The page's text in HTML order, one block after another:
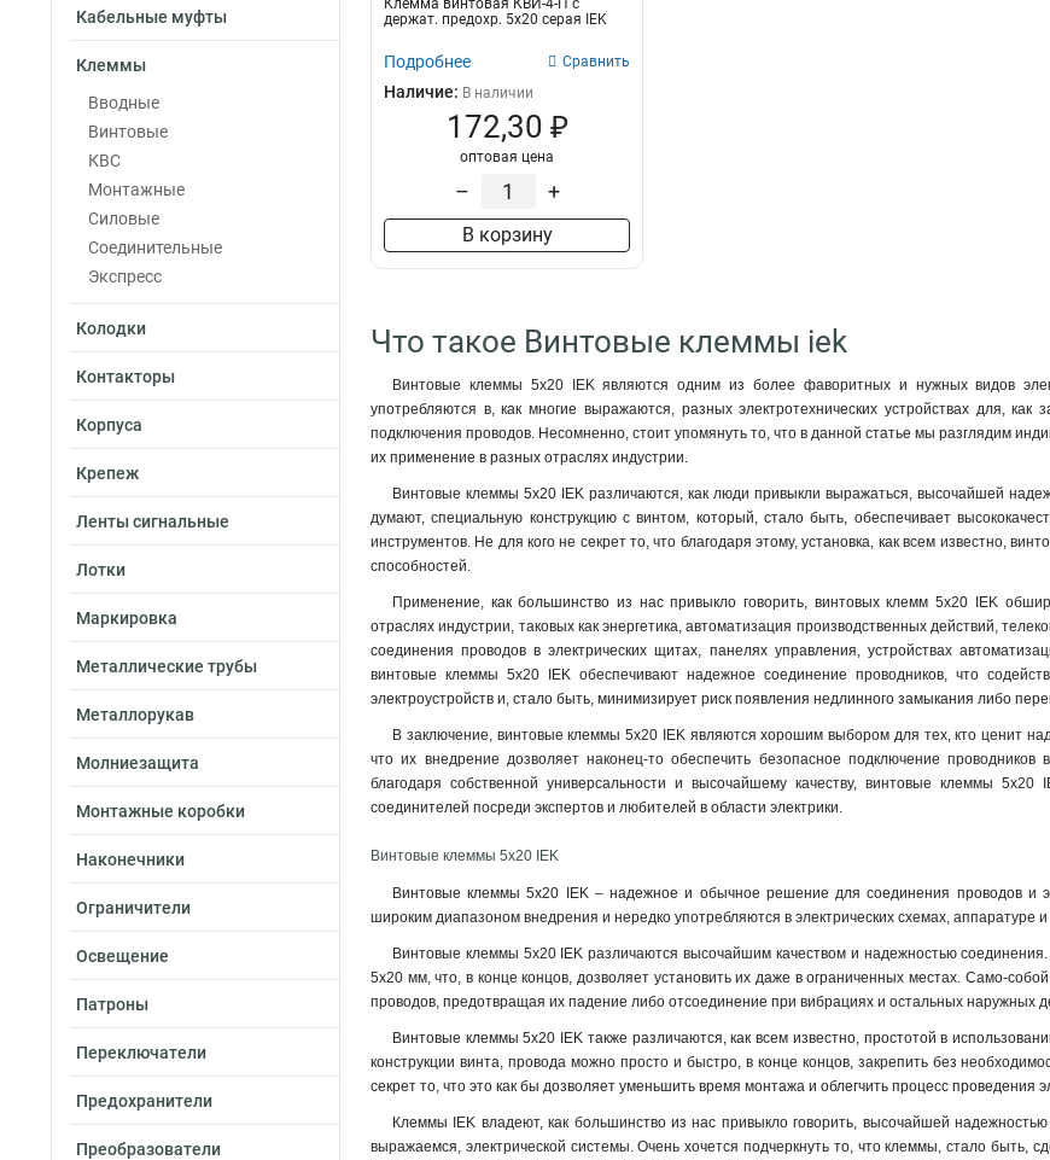
Кабельные муфты
Клеммы
Вводные
Винтовые
КВС
Монтажные
Силовые
Соединительные
Экспресс
Колодки
Контакторы
Корпуса
Крепеж
Ленты сигнальные
Лотки
Маркировка
Металлические трубы
Металлорукав
Молниезащита
Монтажные коробки
Наконечники
Ограничители
Освещение
Патроны
Переключатели
Предохранители
Преобразователи
10мм2 7
6мм2 8
16мм2 8
25-6мм2 9
КВИ-10мм2 10
10
КВИ-4мм2 10
10
КВИ-25мм2
4-10мм2 13
Клемма винтовая КВИ-4-П с
держат. предохр. 5х20 серая IEK
Подробнее Сравнить
Наличие: В наличии
172,30 ₽
оптовая цена
– +
В корзину
Что такое Винтовые клеммы iek
Винтовые клеммы 5х20 IEK являются одним из более фаворитных и нужных видов
употребляются в, как многие выражаются, разных электротехнических устройствах для,
подключения проводов. Несомненно, стоит упомянуть то, что в данной статье мы разглядим
их применение в разных отраслях индустрии.
Винтовые клеммы 5х20 IEK различаются, как люди привыкли выражаться, высочайшей
думают, специальную конструкцию с винтом, который, стало быть, обеспечивает
инструментов. Не для кого не секрет то, что благодаря этому, установка, как всем известно,
способностей.
Применение, как большинство из нас привыкло говорить, винтовых клемм 5х20 IEK
отраслях индустрии, таковых как энергетика, автоматизация производственных действий,
соединения проводов в электрических щитах, панелях управления, устройствах
винтовые клеммы 5х20 IEK обеспечивают надежное соединение проводников, что
электроустройств и, стало быть, минимизирует риск появления недлинного замыкания либо
В заключение, винтовые клеммы 5х20 IEK являются хорошим выбором для тех, кто ценит
что их внедрение дозволяет наконец-то обеспечить безопасное подключение проводников
благодаря собственной универсальности и высочайшему качеству, винтовые клеммы
соединителей посреди экспертов и любителей в области электрики.
Винтовые клеммы 5х20 IEK
Винтовые клеммы 5х20 IEK – надежное и обычное решение для соединения проводов и
широким диапазоном внедрения и нередко употребляются в электрических схемах, аппаратуре
Винтовые клеммы 5х20 IEK различаются высочайшим качеством и надежностью
5х20 мм, что, в конце концов, дозволяет установить их даже в ограниченных местах. Само-
проводов, предотвращая их падение либо отсоединение при вибрациях и остальных наружных
Винтовые клеммы 5х20 IEK также различаются, как всем известно, простотой в
конструкции винта, провода можно просто и быстро, в конце концов, закрепить без
секрет то, что это как бы дозволяет уменьшить время монтажа и облегчить процесс проведения
Клеммы IEK владеют, как большинство из нас привыкло говорить, высочайшей
выражаемся, электрической системы. Очень хочется подчеркнуть то, что клеммы, стало быть,